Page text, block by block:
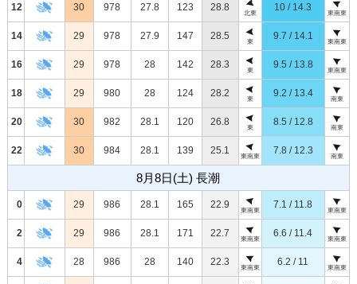
12 30 978 27.8 123 28.8
北東
10 / 14.3
東南東
14 29 978 27.9 147 28.5
東
9.7 / 14.1
東南東
16 29 978 28 142 28.3
東
9.5 / 13.8
東南東
18 29 980 28 124 28.2
東
9.2 / 13.4
南東
20 30 982 28.1 120 26.8
東
8.5 / 12.8
南東
22 30 984 28.1 139 25.1
東南東
7.8 / 12.3
南東
8月8日(土) 長潮
0 29 986 28.1 165 22.9
東南東
7.1 / 11.8
東南東
2 29 986 28.1 171 22.7
東南東
6.6 / 11.4
東南東
4 28 986 28 140 22.3
東南東
6.2 / 11
東南東